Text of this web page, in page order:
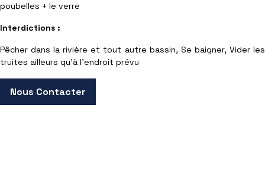
poubelles + le verre
Interdictions :
Pêcher dans la rivière et tout autre bassin, Se baigner, Vider les
truites ailleurs qu'à l'endroit prévu
Nous Contacter